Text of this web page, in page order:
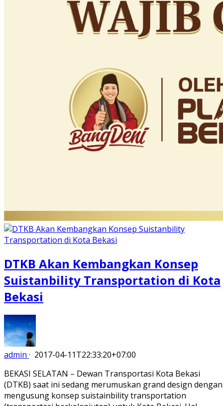
DTKB Akan Kembangkan Konsep
Suistanbility Transportation di Kota
Bekasi
admin · 2017-04-11T22:33:20+07:00
BEKASI SELATAN – Dewan Transportasi Kota Bekasi
(DTKB) saat ini sedang merumuskan grand design dengan
mengusung konsep suistainbility transportation